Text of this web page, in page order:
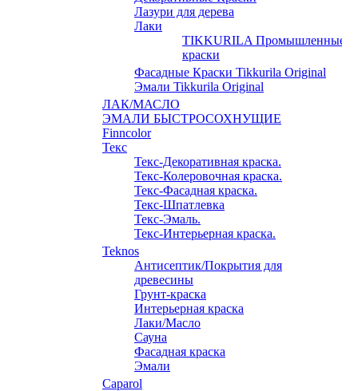
Лазури для дерева
Лаки
TIKKURILA Промышленные
краски
Фасадные Краски Tikkurila Original
Эмали Tikkurila Original
ЛАК/МАСЛО
ЭМАЛИ БЫСТРОСОХНУЩИЕ
Finncolor
Текс
Текс-Декоративная краска.
Текс-Колеровочная краска.
Текс-Фасадная краска.
Текс-Шпатлевка
Текс-Эмаль.
Текс-Интерьерная краска.
Teknos
Антисептик/Покрытия для
древесины
Грунт-краска
Интерьерная краска
Лаки/Масло
Сауна
Фасадная краска
Эмали
Caparol